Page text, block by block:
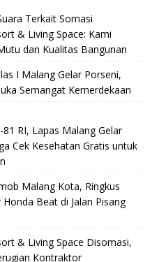
Terkait Somasi
& Living Space: Kami
dan Kualitas Bangunan
I Malang Gelar Porseni,
Semangat Kemerdekaan
RI, Lapas Malang Gelar
Cek Kesehatan Gratis untuk
Malang Kota, Ringkus
Beat di Jalan Pisang
& Living Space Disomasi,
Kontraktor